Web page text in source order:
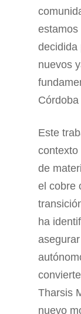
estamos
decidida
nuevos
Este
contexto
de
el cobre
ha
Tharsis
nuevo